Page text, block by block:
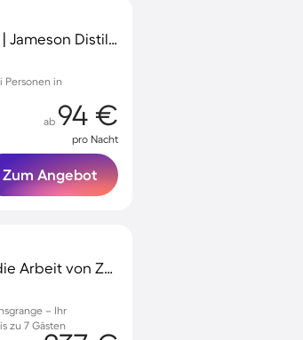
Unterkunft mit Terrasse und Garten | Jameson Distillery Bow St.-Nähe
Personen in
ab 94 €
pro Nacht
Zum Angebot
Ferienhaus mit Garten | Perfekt für die Arbeit von Zuhause
– Ihr
zu 7 Gästen